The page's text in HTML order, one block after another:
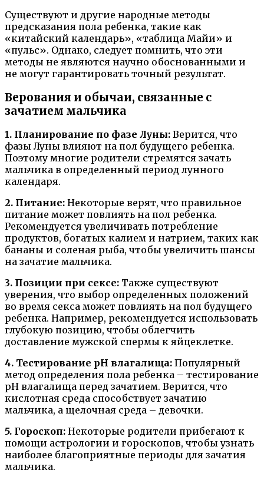
Существуют и другие народные методы
предсказания пола ребенка, такие как
«китайский календарь», «таблица Майи» и
«пульс». Однако, следует помнить, что эти
методы не являются научно обоснованными и
не могут гарантировать точный результат.
Верования и обычаи, связанные с
зачатием мальчика
1. Планирование по фазе Луны: Верится, что
фазы Луны влияют на пол будущего ребенка.
Поэтому многие родители стремятся зачать
мальчика в определенный период лунного
календаря.
2. Питание: Некоторые верят, что правильное
питание может повлиять на пол ребенка.
Рекомендуется увеличивать потребление
продуктов, богатых калием и натрием, таких как
бананы и соленая рыба, чтобы увеличить шансы
на зачатие мальчика.
3. Позиции при сексе: Также существуют
уверения, что выбор определенных положений
во время секса может повлиять на пол будущего
ребенка. Например, рекомендуется использовать
глубокую позицию, чтобы облегчить
доставление мужской спермы к яйцеклетке.
4. Тестирование pH влагалища: Популярный
метод определения пола ребенка – тестирование
pH влагалища перед зачатием. Верится, что
кислотная среда способствует зачатию
мальчика, а щелочная среда – девочки.
5. Гороскоп: Некоторые родители прибегают к
помощи астрологии и гороскопов, чтобы узнать
наиболее благоприятные периоды для зачатия
мальчика.